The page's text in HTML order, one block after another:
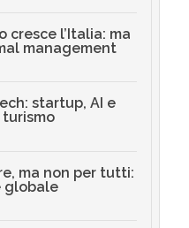
cresce l’Italia: ma
management
startup, AI e
ma non per tutti:
globale